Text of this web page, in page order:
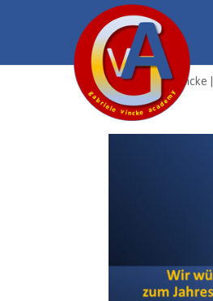
vonGabriele Vincke